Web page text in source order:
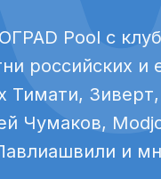
Pool с
российских и
Тимати,
Чумаков,
и